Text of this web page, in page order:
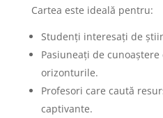
Cartea este ideală pentru:
Studenți interesați de
Pasiuneați de
orizonturile.
Profesori care caută
captivante.